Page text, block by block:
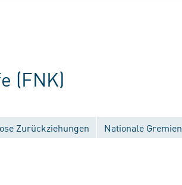
(FNK)
Zurückziehungen Nationale Gremien